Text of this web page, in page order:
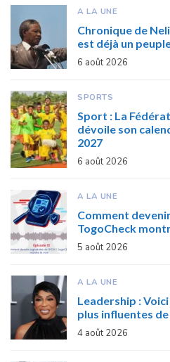
A LA UNE
Chronique de
est déjà un
6 août 2026
SPORTS
Sport : La
dévoile son
2027
6 août 2026
A LA UNE
Comment
TogoCheck
5 août 2026
A LA UNE
Leadership :
plus influentes de
4 août 2026